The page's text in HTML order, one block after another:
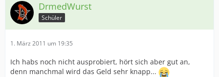
DrmedWurst
Schüler
1. März 2011 um 19:35
Ich habs noch nicht ausprobiert, hört sich aber gut an,
denn manchmal wird das Geld sehr knapp...